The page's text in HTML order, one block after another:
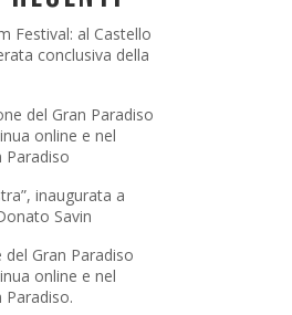
Festival: al Castello
conclusiva della
del Gran Paradiso
online e nel
Paradiso
inaugurata a
Savin
Gran Paradiso
online e nel